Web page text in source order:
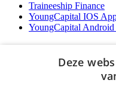
Traineeship Finance
YoungCapital IOS
YoungCapital
Deze